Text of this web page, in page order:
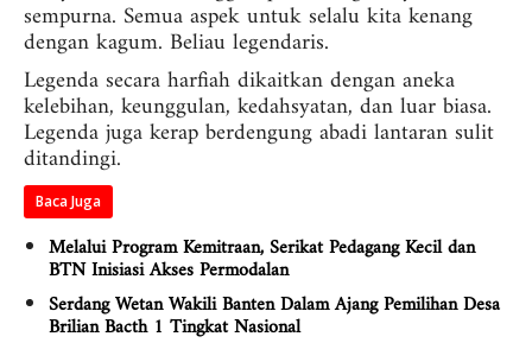
sempurna. Semua aspek untuk selalu kita kenang
dengan kagum. Beliau legendaris.
Legenda secara harfiah dikaitkan dengan aneka
kelebihan, keunggulan, kedahsyatan, dan luar biasa.
Legenda juga kerap berdengung abadi lantaran sulit
ditandingi.
Baca Juga
Melalui Program Kemitraan, Serikat Pedagang Kecil dan
BTN Inisiasi Akses Permodalan
Serdang Wetan Wakili Banten Dalam Ajang Pemilihan Desa
Brilian Bacth 1 Tingkat Nasional